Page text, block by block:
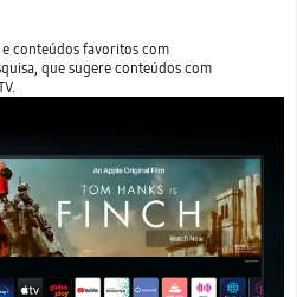
e conteúdos favoritos com
que sugere conteúdos com